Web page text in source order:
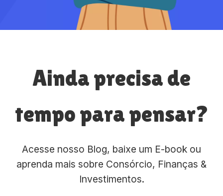
Ainda precisa de
tempo para pensar?
Acesse nosso Blog, baixe um E-book ou
aprenda mais sobre Consórcio, Finanças &
Investimentos.